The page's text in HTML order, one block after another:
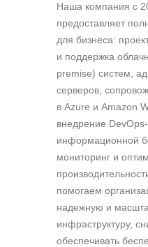
Наша компания c
предоставляет
для бизнеса:
и поддержка
premise) систем,
серверов,
в Azure и Amazon
внедрение
информационной
мониторинг и
помогаем
надежную и
инфраструктуру,
обеспечивать